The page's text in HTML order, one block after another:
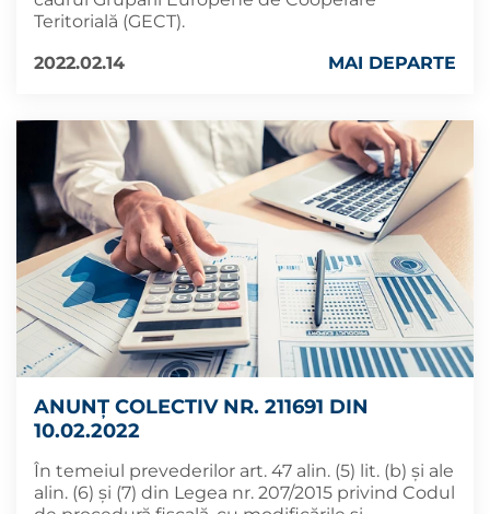
Teritorială (GECT).
2022.02.14
MAI DEPARTE
ANUNȚ COLECTIV NR. 211691 DIN
10.02.2022
În temeiul prevederilor art. 47 alin. (5) lit. (b) și ale
alin. (6) și (7) din Legea nr. 207/2015 privind Codul